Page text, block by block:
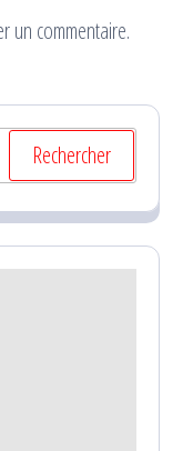
un commentaire.